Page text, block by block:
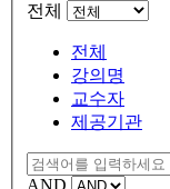
전체
전체
강의명
교수자
제공기관
AND